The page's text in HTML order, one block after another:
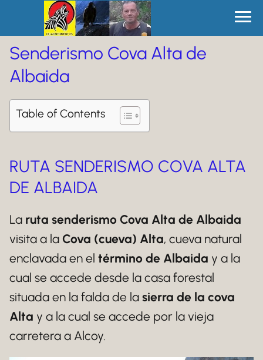
Senderismo Cova Alta de
Albaida
Table of Contents
RUTA SENDERISMO COVA ALTA
DE ALBAIDA
La ruta senderismo Cova Alta de Albaida
visita a la Cova (cueva) Alta, cueva natural
enclavada en el término de Albaida y a la
cual se accede desde la casa forestal
situada en la falda de la sierra de la cova
Alta y a la cual se accede por la vieja
carretera a Alcoy.